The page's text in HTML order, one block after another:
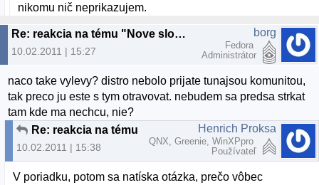
nikomu nič neprikazujem.
Re: reakcia na tému "Nove slovenske linuxove distro"
10.02.2011 | 15:27
borg
Fedora
Administrátor
naco take vylevy? distro nebolo prijate tunajsou komunitou,
tak preco ju este s tym otravovat. nebudem sa predsa strkat
tam kde ma nechcu, nie?
10.02.2011 | 15:38
Henrich Proksa
QNX, Greenie, WinXPpro
Používateľ
V poriadku, potom sa natíska otázka, prečo vôbec